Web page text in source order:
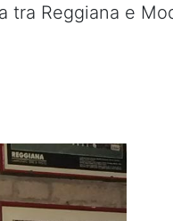
tra Reggiana e